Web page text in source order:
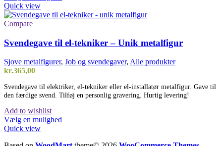
har
Mulighederne
kan
vælges
på
Quick view
Compare
Svendegave til el-tekniker – Unik metalfigur
Sjove metalfigurer, Job og svendegaver, Alle produkter
kr.365,00
Svendegave til elektriker, el-tekniker eller el-installatør metalfigur. Gave til
den færdige svend. Tilføj en personlig gravering. Hurtig levering!
Add to wishlist
Vælg en mulighed
Quick view